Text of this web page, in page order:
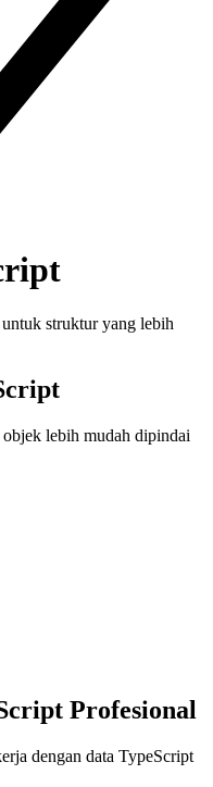
struktur yang lebih
lebih mudah dipindai
Profesional
dengan data TypeScript